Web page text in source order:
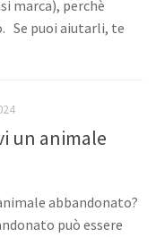
marca), perchè
Se puoi aiutarli, te
un animale
abbandonato?
può essere